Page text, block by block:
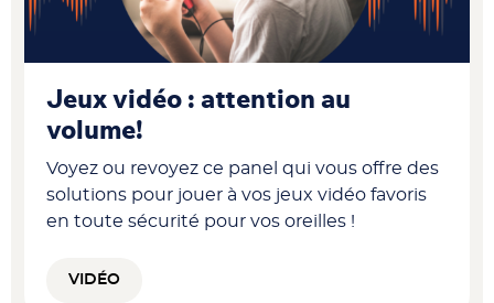
Jeux vidéo : attention au
volume!
Voyez ou revoyez ce panel qui vous offre des
solutions pour jouer à vos jeux vidéo favoris
en toute sécurité pour vos oreilles !
VIDÉO